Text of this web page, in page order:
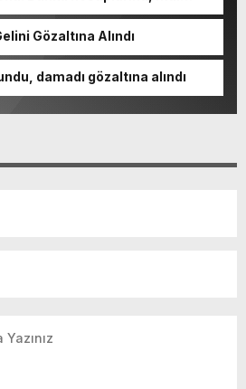
Gözaltına Alındı
damadı gözaltına alındı